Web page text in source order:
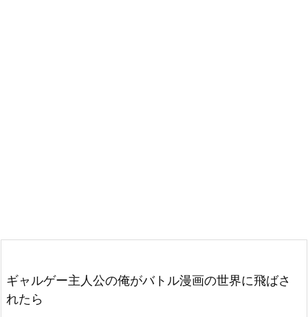
ギャルゲー主人公の俺がバトル漫画の世界に飛ばさ
れたら